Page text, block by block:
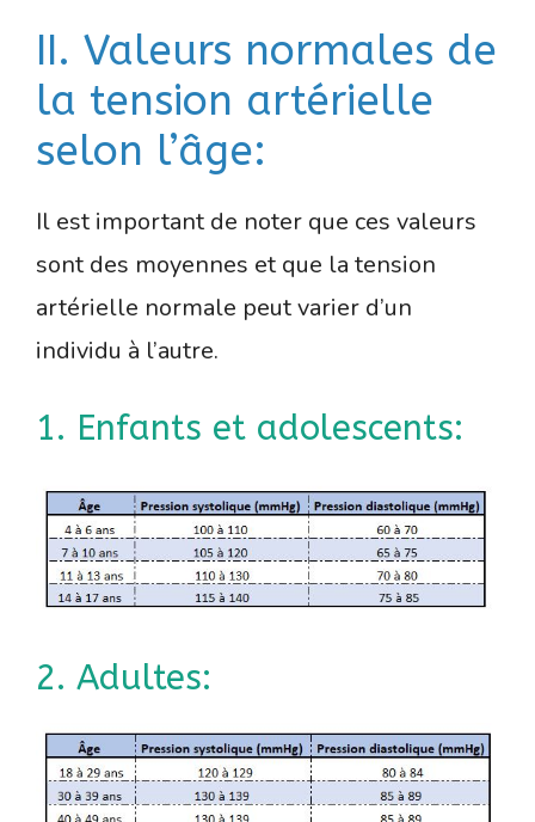
II. Valeurs normales de
la tension artérielle
selon l’âge:
Il est important de noter que ces valeurs
sont des moyennes et que la tension
artérielle normale peut varier d’un
individu à l’autre.
1. Enfants et adolescents:
2. Adultes: